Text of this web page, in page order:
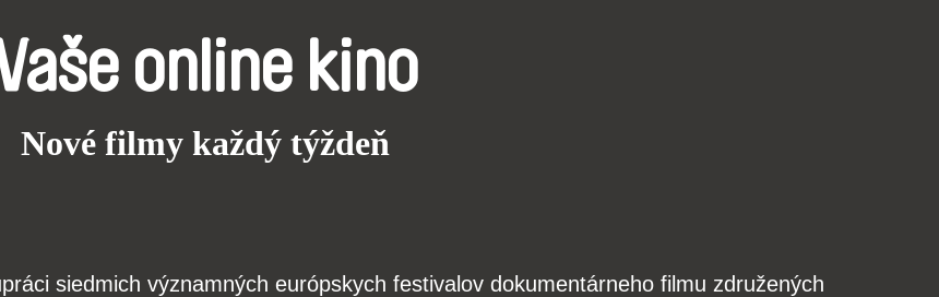
online kino
Nové filmy každý týždeň
siedmich významných európskych festivalov dokumentárneho filmu združených